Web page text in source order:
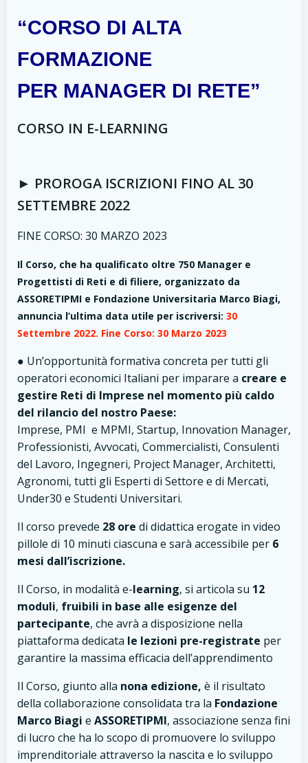
“CORSO DI ALTA
FORMAZIONE
PER MANAGER DI RETE”
CORSO IN E-LEARNING
► PROROGA ISCRIZIONI FINO AL 30
SETTEMBRE 2022
FINE CORSO: 30 MARZO 2023
Il Corso, che ha qualificato oltre 750 Manager e
Progettisti di Reti e di filiere, organizzato da
ASSORETIPMI e Fondazione Universitaria Marco Biagi,
annuncia l’ultima data utile per iscriversi: 30
Settembre 2022. Fine Corso: 30 Marzo 2023
● Un’opportunità formativa concreta per tutti gli
operatori economici Italiani per imparare a creare e
gestire Reti di Imprese nel momento più caldo
del rilancio del nostro Paese:
Imprese, PMI e MPMI, Startup, Innovation Manager,
Professionisti, Avvocati, Commercialisti, Consulenti
del Lavoro, Ingegneri, Project Manager, Architetti,
Agronomi, tutti gli Esperti di Settore e di Mercati,
Under30 e Studenti Universitari.
Il corso prevede 28 ore di didattica erogate in video
pillole di 10 minuti ciascuna e sarà accessibile per 6
mesi dall’iscrizione.
Il Corso, in modalità e-learning, si articola su 12
moduli, fruibili in base alle esigenze del
partecipante, che avrà a disposizione nella
piattaforma dedicata le lezioni pre-registrate per
garantire la massima efficacia dell’apprendimento
Il Corso, giunto alla nona edizione, è il risultato
della collaborazione consolidata tra la Fondazione
Marco Biagi e ASSORETIPMI, associazione senza fini
di lucro che ha lo scopo di promuovere lo sviluppo
imprenditoriale attraverso la nascita e lo sviluppo